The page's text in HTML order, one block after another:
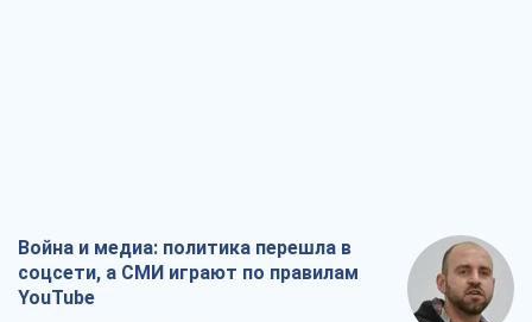
Война и медиа: политика перешла в
соцсети, а СМИ играют по правилам
YouTube